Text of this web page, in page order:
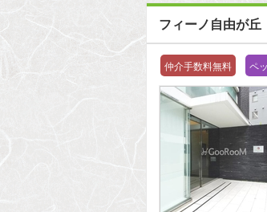
フィーノ自由が丘
仲介手数料無料 ペ